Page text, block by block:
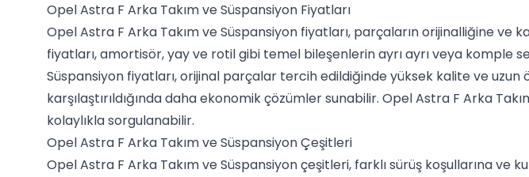
Opel Astra F Arka Takım ve Süspansiyon Fiyatları
Opel Astra F Arka Takım ve Süspansiyon fiyatları, parçaların orijinalliğine
fiyatları, amortisör, yay ve rotil gibi temel bileşenlerin ayrı ayrı veya komple
Süspansiyon fiyatları, orijinal parçalar tercih edildiğinde yüksek kalite ve
karşılaştırıldığında daha ekonomik çözümler sunabilir. Opel Astra F Arka
kolaylıkla sorgulanabilir.
Opel Astra F Arka Takım ve Süspansiyon Çeşitleri
Opel Astra F Arka Takım ve Süspansiyon çeşitleri, farklı sürüş koşullarına ve